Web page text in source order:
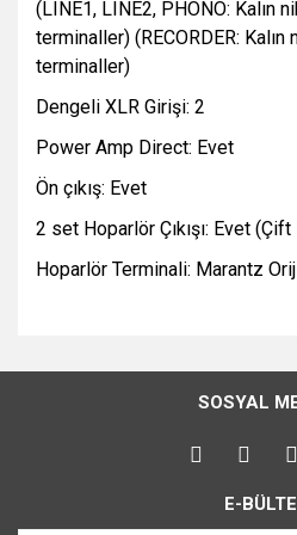
(LINE1, LINE2, PHONO: Kalın
terminaller) (RECORDER: Kalın
terminaller)
Dengeli XLR Girişi: 2
Power Amp Direct: Evet
Ön çıkış: Evet
2 set Hoparlör Çıkışı: Evet
Hoparlör Terminali: Marantz
konularda yetersiz gördüğünüz
kullanarak tarafımıza iletebilirsiniz.
Görüş ve önerileriniz için teşekkür
Ürün açıklamasında eksik bilgiler
SOSYAL
E-